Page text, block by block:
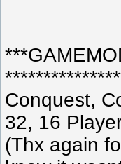
Conquest,
32, 16
(Thx again